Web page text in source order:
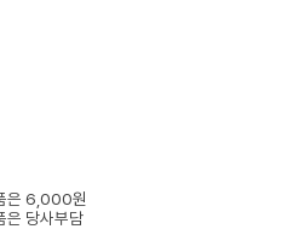
은 6,000원
당사부담